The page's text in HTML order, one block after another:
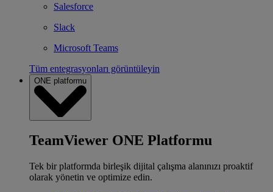
Salesforce
Slack
Microsoft Teams
Tüm entegrasyonları görüntüleyin
ONE platformu
TeamViewer ONE Platformu
Tek bir platformda birleşik dijital çalışma alanınızı proaktif
olarak yönetin ve optimize edin.